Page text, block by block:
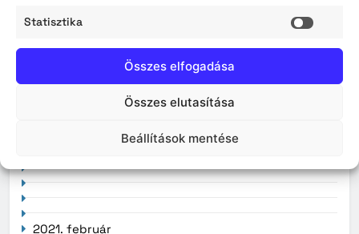
Statisztika
Összes elfogadása
Összes elutasítása
Beállítások mentése
2021. február